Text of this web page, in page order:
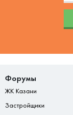
Форумы
ЖК Казани
Застройщики